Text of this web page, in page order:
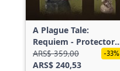
A Plague Tale:
Requiem - Protector
Pack
ARS$ 359,00
ARS$ 240,53
-33%